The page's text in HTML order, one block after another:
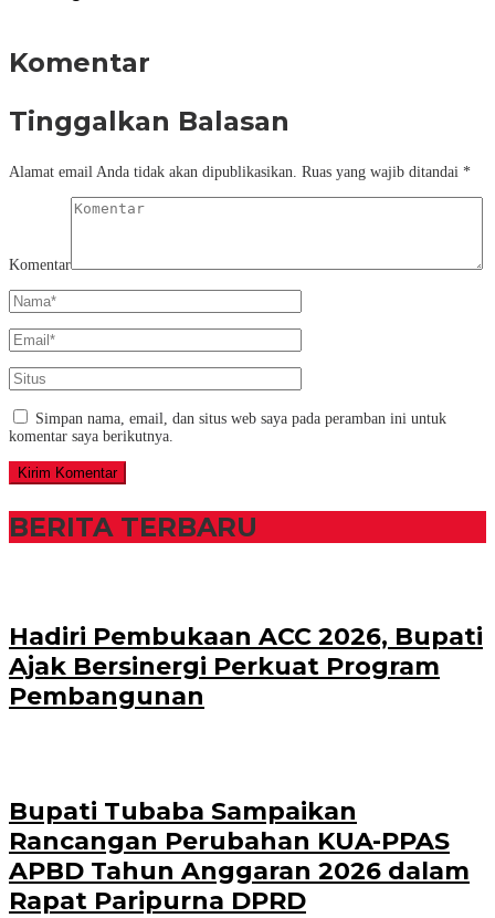
Komentar
Tinggalkan Balasan
Alamat email Anda tidak akan dipublikasikan. Ruas yang wajib ditandai *
Komentar
Simpan nama, email, dan situs web saya pada peramban ini untuk
komentar saya berikutnya.
BERITA TERBARU
Hadiri Pembukaan ACC 2026, Bupati
Ajak Bersinergi Perkuat Program
Pembangunan
Bupati Tubaba Sampaikan
Rancangan Perubahan KUA-PPAS
APBD Tahun Anggaran 2026 dalam
Rapat Paripurna DPRD